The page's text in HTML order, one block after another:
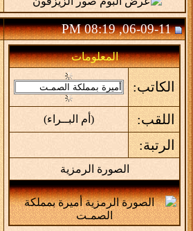
06-09-11, 08:19 PM
المعلومات
الكاتب:
اللقب: (أم البــراء)
الرتبة:
الصورة الرمزية